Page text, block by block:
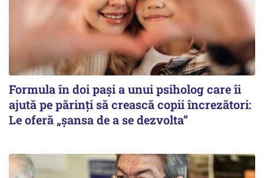
Formula în doi pași a unui psiholog care îi
ajută pe părinți să crească copii încrezători:
Le oferă „șansa de a se dezvolta”